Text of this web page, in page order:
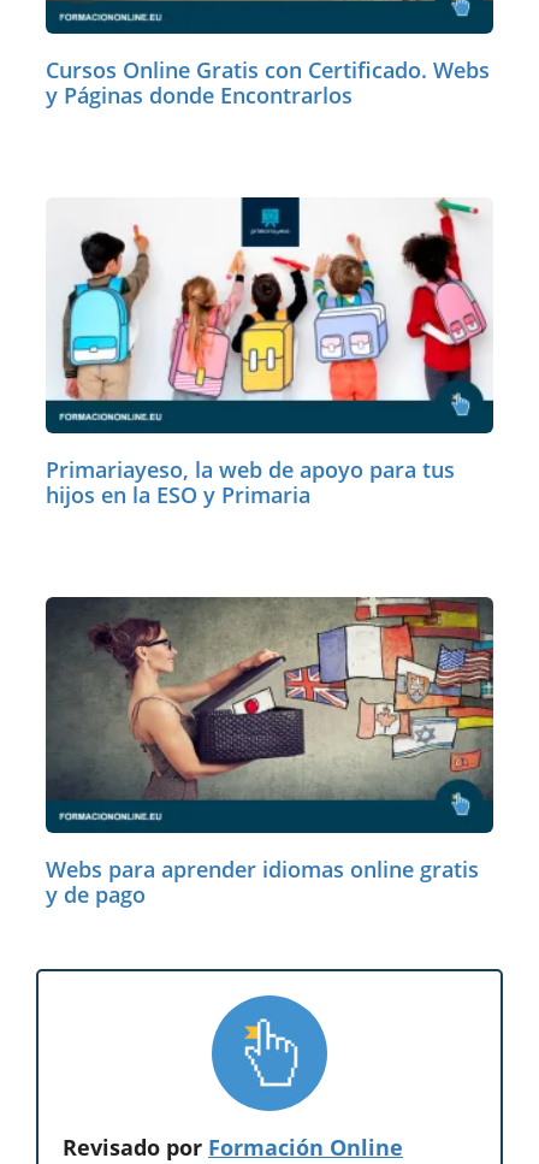
Cursos Online Gratis con Certificado. Webs
y Páginas donde Encontrarlos
Primariayeso, la web de apoyo para tus
hijos en la ESO y Primaria
Webs para aprender idiomas online gratis
y de pago
Revisado por Formación Online